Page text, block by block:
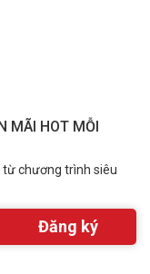
MÃI HOT MỖI
chương trình siêu